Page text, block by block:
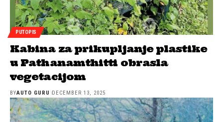
PUTOPIS
Kabina za prikupljanje plastike
u Pathanamthitti obrasla
vegetacijom
BYAUTO GURU DECEMBER 13, 2025